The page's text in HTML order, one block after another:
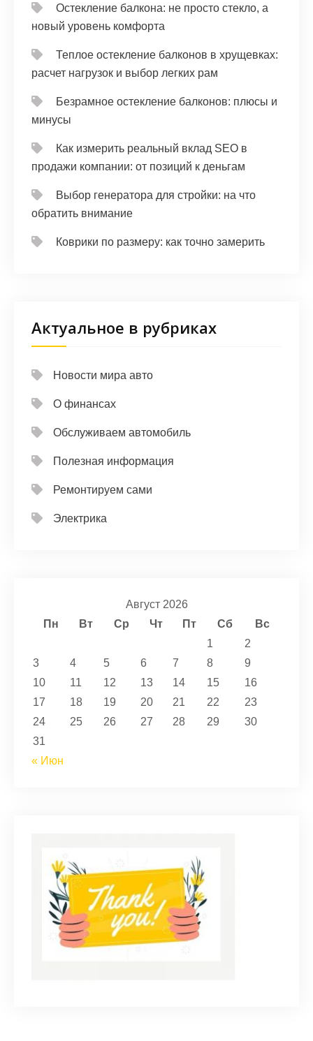
Остекление балкона: не просто стекло, а
новый уровень комфорта
Теплое остекление балконов в хрущевках:
расчет нагрузок и выбор легких рам
Безрамное остекление балконов: плюсы и
минусы
Как измерить реальный вклад SEO в
продажи компании: от позиций к деньгам
Выбор генератора для стройки: на что
обратить внимание
Коврики по размеру: как точно замерить
Актуальное в рубриках
Новости мира авто
О финансах
Обслуживаем автомобиль
Полезная информация
Ремонтируем сами
Электрика
Август 2026
Пн
Вт Ср Чт Пт Сб
Вс
1
2
3
4 5 6 7 8
9
10
11 12 13 14 15
16
17
18 19 20 21 22
23
24
25 26 27 28 29
30
31
« Июн